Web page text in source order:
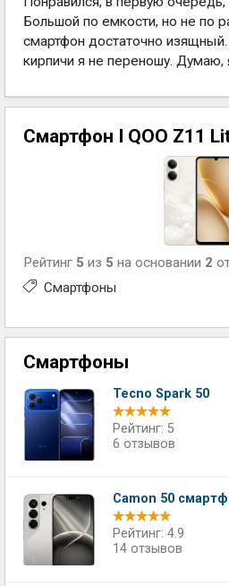
Большой по емкости, но не по
смартфон достаточно
кирпичи я не переношу. Думаю,
Смартфон I QOO Z11
Рейтинг 5 из 5 на основании 2
Смартфоны
Смартфоны
Tecno Spark 50
Рейтинг: 5
6 отзывов
Camon 50
Рейтинг: 4.9
14 отзывов